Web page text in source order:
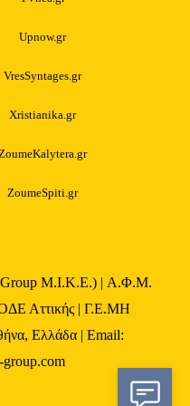
Upnow.gr
VresSyntages.gr
Xristianika.gr
ZoumeSpiti.gr
Group Μ.Ι.Κ.Ε.) | Α.Φ.Μ.
Αττικής | Γ.Ε.ΜΗ
Ελλάδα | Email:
group.com